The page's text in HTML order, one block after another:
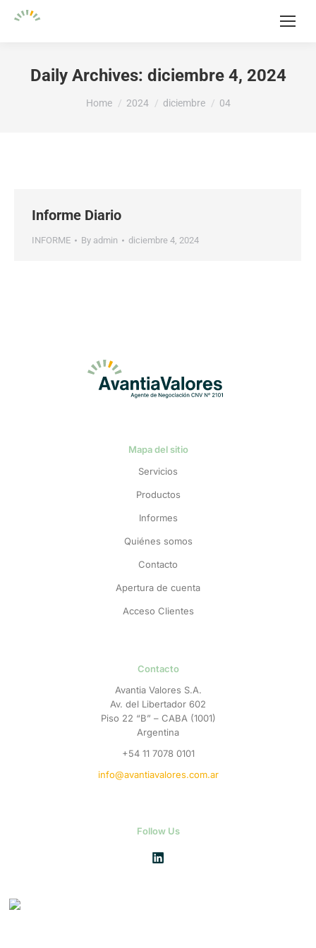
Daily Archives: diciembre 4, 2024
You are here:
Home 2024 diciembre 04
Informe Diario
INFORME By admin diciembre 4, 2024
Mapa del sitio
Servicios
Productos
Informes
Quiénes somos
Contacto
Apertura de cuenta
Acceso Clientes
Contacto
Avantia Valores S.A.
Av. del Libertador 602
Piso 22 “B” – CABA (1001)
Argentina
+54 11 7078 0101
info@avantiavalores.com.ar
Follow Us